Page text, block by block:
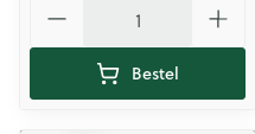
Bestel